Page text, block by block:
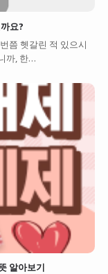
요?
쯤 헷갈린 적 있으시
까, 한…
알아보기